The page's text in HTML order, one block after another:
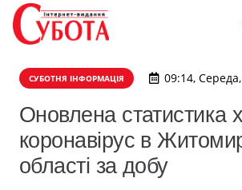
СУБОТНЯ ІНФОРМАЦІЯ 09:14,
Оновлена статистика
коронавірус в
області за добу